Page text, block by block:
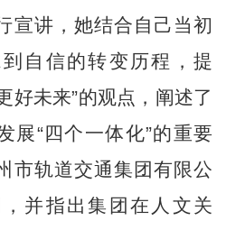
宣讲，她结合自己当初
自信的转变历程，提
好未来”的观点，阐述了
展“四个一体化”的重要
市轨道交通集团有限公
并指出集团在人文关